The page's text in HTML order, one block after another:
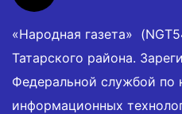
«Народная газета»
Татарского района.
Федеральной службой по
информационных